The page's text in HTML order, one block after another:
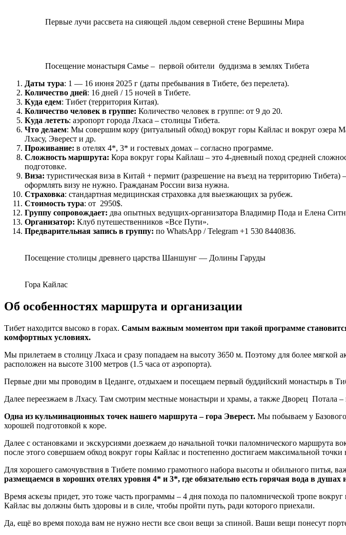
Первые лучи рассвета на сияющей льдом северной стене Вершины Мира
Посещение монастыря Самье – первой обители буддизма в землях Тибета
Даты тура: 1 — 16 июня 2025 г (даты пребывания в Тибете, без перелета).
Количество дней: 16 дней / 15 ночей в Тибете.
Куда едем: Тибет (территория Китая).
Количество человек в группе: Количество человек в группе: от 9 до 20.
Куда лететь: аэропорт города Лхаса – столицы Тибета.
Что делаем: Мы совершим кору (ритуальный обход) вокруг горы Кайлас и вокруг
Лхасу, Эверест и др.
Проживание: в отелях 4*, 3* и гостевых домах – согласно программе.
Сложность маршрута: Кора вокруг горы Кайлаш – это 4-дневный поход средней
подготовке.
Виза: туристическая виза в Китай + пермит (разрешение на въезд на территорию
оформлять визу не нужно. Гражданам России виза нужна.
Страховка: стандартная медицинская страховка для выезжающих за рубеж.
Стоимость тура: от 2950$.
Группу сопровождает: два опытных ведущих-организатора Владимир Пода и Елена
Организатор: Клуб путешественников «Все Пути».
Предварительная запись в группу: по WhatsApp / Telegram +1 530 8440836.
Посещение столицы древнего царства Шаншунг — Долины Гаруды
Гора Кайлас
Об особенностях маршрута и организации
Тибет находится высоко в горах. Самым важным моментом при такой программе
комфортных условиях.
Мы прилетаем в столицу Лхаса и сразу попадаем на высоту 3650 м. Поэтому для более мягкой
расположен на высоте 3100 метров (1.5 часа от аэропорта).
Первые дни мы проводим в Цеданге, отдыхаем и посещаем первый буддийский монастырь в
Далее переезжаем в Лхасу. Там смотрим местные монастыри и храмы, а также Дворец Потала
Одна из кульминационных точек нашего маршрута – гора Эверест. Мы побываем у Базового
хорошей подготовкой к коре.
Далее с остановками и экскурсиями доезжаем до начальной точки паломнического маршрута
после этого совершаем обход вокруг горы Кайлас и постепенно достигаем максимальной
Для хорошего самочувствия в Тибете помимо грамотного набора высоты и обильного питья,
размещаемся в хороших отелях уровня 4* и 3*, где обязательно есть горячая вода в душах
Время аскезы придет, это тоже часть программы – 4 дня похода по паломнической тропе
Кайлас вы должны быть здоровы и в силе, чтобы пройти путь, ради которого приехали.
Да, ещё во время похода вам не нужно нести все свои вещи за спиной. Ваши вещи понесут